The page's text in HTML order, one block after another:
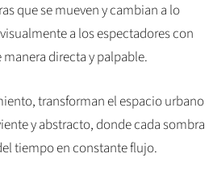
que se mueven y cambian a lo
a los espectadores con
directa y palpable.
transforman el espacio urbano
y abstracto, donde cada sombra
tiempo en constante flujo.